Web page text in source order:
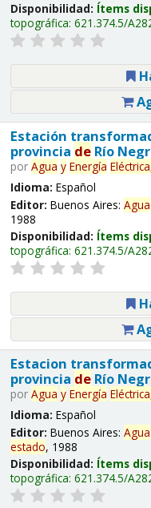
Disponibilidad: Ítems
topográfica: 621.374.5/
Estación
provincia deRío
por Agua y Energía
Idioma: Español
Editor: Buenos Aires: Agua
1988
Disponibilidad: Ítems
topográfica: 621.374.5/
Estacion
provincia deRío
por Agua y Energía
Idioma: Español
Editor: Buenos Aires: Agua
estado, 1988
Disponibilidad: Ítems
topográfica: 621.374.5/